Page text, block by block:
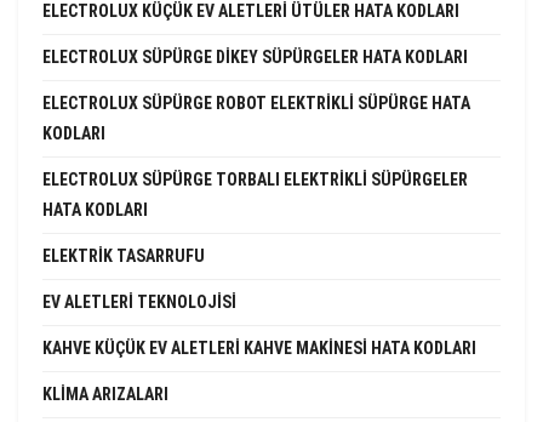
ELECTROLUX KÜÇÜK EV ALETLERI ÜTÜLER HATA KODLARI
ELECTROLUX SÜPÜRGE DIKEY SÜPÜRGELER HATA KODLARI
ELECTROLUX SÜPÜRGE ROBOT ELEKTRIKLI SÜPÜRGE HATA
KODLARI
ELECTROLUX SÜPÜRGE TORBALI ELEKTRIKLI SÜPÜRGELER
HATA KODLARI
ELEKTRIK TASARRUFU
EV ALETLERI TEKNOLOJISI
KAHVE KÜÇÜK EV ALETLERI KAHVE MAKINESI HATA KODLARI
KLIMA ARIZALARI